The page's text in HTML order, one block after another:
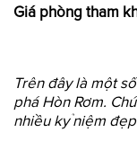
Giá phòng tham
Trên đây là một
phá Hòn Rơm.
nhiều kỷ niệm